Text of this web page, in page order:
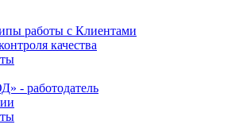
работы с Клиентами
качества
- работодатель